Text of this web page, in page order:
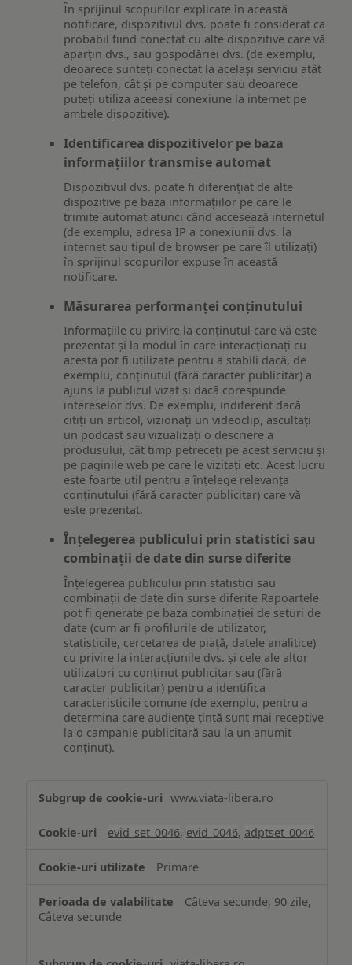
În sprijinul scopurilor explicate în această
notificare, dispozitivul dvs. poate fi considerat ca
probabil fiind conectat cu alte dispozitive care vă
aparțin dvs., sau gospodăriei dvs. (de exemplu,
deoarece sunteți conectat la același serviciu atât
pe telefon, cât și pe computer sau deoarece
puteți utiliza aceeași conexiune la internet pe
ambele dispozitive).
Identificarea dispozitivelor pe baza
informațiilor transmise automat
Dispozitivul dvs. poate fi diferențiat de alte
dispozitive pe baza informațiilor pe care le
trimite automat atunci când accesează internetul
(de exemplu, adresa IP a conexiunii dvs. la
internet sau tipul de browser pe care îl utilizați)
în sprijinul scopurilor expuse în această
notificare.
Măsurarea performanței conținutului
Informațiile cu privire la conținutul care vă este
prezentat și la modul în care interacționați cu
acesta pot fi utilizate pentru a stabili dacă, de
exemplu, conținutul (fără caracter publicitar) a
ajuns la publicul vizat și dacă corespunde
intereselor dvs. De exemplu, indiferent dacă
citiți un articol, vizionați un videoclip, ascultați
un podcast sau vizualizați o descriere a
produsului, cât timp petreceți pe acest serviciu și
pe paginile web pe care le vizitați etc. Acest lucru
este foarte util pentru a înțelege relevanța
conținutului (fără caracter publicitar) care vă
este prezentat.
Înțelegerea publicului prin statistici sau
combinații de date din surse diferite
Înțelegerea publicului prin statistici sau
combinații de date din surse diferite Rapoartele
pot fi generate pe baza combinației de seturi de
date (cum ar fi profilurile de utilizator,
statisticile, cercetarea de piață, datele analitice)
cu privire la interacțiunile dvs. și cele ale altor
utilizatori cu conținut publicitar sau (fără
caracter publicitar) pentru a identifica
caracteristicile comune (de exemplu, pentru a
determina care audiențe țintă sunt mai receptive
la o campanie publicitară sau la un anumit
conținut).
www.viata-libera.ro
evid_set_0046, evid_0046, adptset_0046
Primare
Câteva secunde, 90 zile,
Câteva secunde